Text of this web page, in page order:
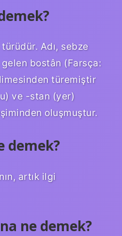
Adı, sebze
bostân (Farsça:
ve -stan (yer)
oluşmuştur.
demek?
artık ilgi
ne demek?